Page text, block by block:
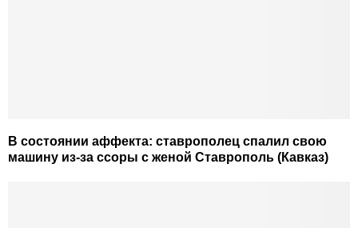
В состоянии аффекта: ставрополец спалил свою
машину из-за ссоры с женой Ставрополь (Кавказ)